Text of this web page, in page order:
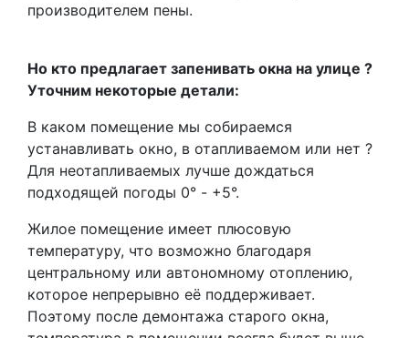
производителем пены.
Но кто предлагает запенивать окна на улице ?
Уточним некоторые детали:
В каком помещение мы собираемся
устанавливать окно, в отапливаемом или нет ?
Для неотапливаемых лучше дождаться
подходящей погоды 0° - +5°.
Жилое помещение имеет плюсовую
температуру, что возможно благодаря
центральному или автономному отоплению,
которое непрерывно её поддерживает.
Поэтому после демонтажа старого окна,